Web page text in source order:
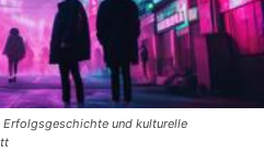
Erfolgsgeschichte und kulturelle